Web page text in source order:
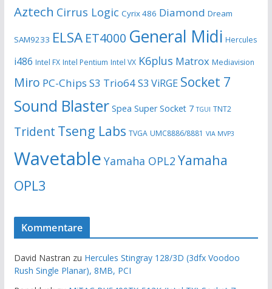
Aztech Cirrus Logic Cyrix 486 Diamond Dream
SAM9233 ELSA ET4000 General Midi Hercules
i486 Intel FX Intel Pentium Intel VX K6plus Matrox Mediavision
Miro PC-Chips S3 Trio64S3 ViRGE Socket 7
Sound Blaster Spea Super Socket 7 TGUI TNT2
Trident Tseng Labs TVGA UMC8886/8881 VIA MVP3
Wavetable Yamaha OPL2 Yamaha
OPL3
Kommentare
David Nastran zu Hercules Stingray 128/3D (3dfx Voodoo
Rush Single Planar), 8MB, PCI